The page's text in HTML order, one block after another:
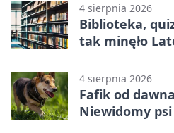
4 sierpnia 2026
Biblioteka,
tak minęło
4 sierpnia 2026
Fafik od
Niewidomy